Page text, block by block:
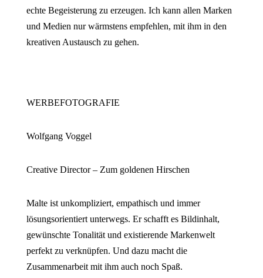
echte Begeisterung zu erzeugen. Ich kann allen Marken
und Medien nur wärmstens empfehlen, mit ihm in den
kreativen Austausch zu gehen.
WERBEFOTOGRAFIE
Wolfgang Voggel
Creative Director – Zum goldenen Hirschen
Malte ist unkompliziert, empathisch und immer
lösungsorientiert unterwegs. Er schafft es Bildinhalt,
gewünschte Tonalität und existierende Markenwelt
perfekt zu verknüpfen. Und dazu macht die
Zusammenarbeit mit ihm auch noch Spaß.